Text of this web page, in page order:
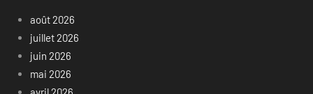
août 2026
juillet 2026
juin 2026
mai 2026